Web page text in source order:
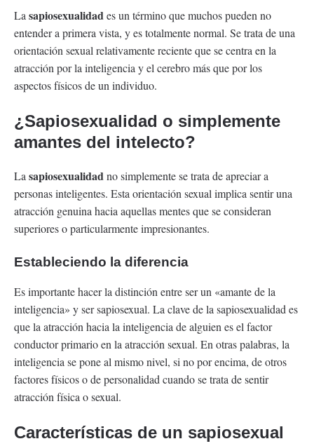
La sapiosexualidades un término que muchos pueden no
entender a primera vista, y es totalmente normal. Se trata de una
orientación sexual relativamente reciente que se centra en la
atracción por la inteligencia y el cerebro más que por los
aspectos físicos de un individuo.
¿Sapiosexualidad o simplemente
amantes del intelecto?
La sapiosexualidadno simplemente se trata de apreciar a
personas inteligentes. Esta orientación sexual implica sentir una
atracción genuina hacia aquellas mentes que se consideran
superiores o particularmente impresionantes.
Estableciendo la diferencia
Es importante hacer la distinción entre ser un «amante de la
inteligencia» y ser sapiosexual. La clave de la sapiosexualidad es
que la atracción hacia la inteligencia de alguien es el factor
conductor primario en la atracción sexual. En otras palabras, la
inteligencia se pone al mismo nivel, si no por encima, de otros
factores físicos o de personalidad cuando se trata de sentir
atracción física o sexual.
Características de un sapiosexual